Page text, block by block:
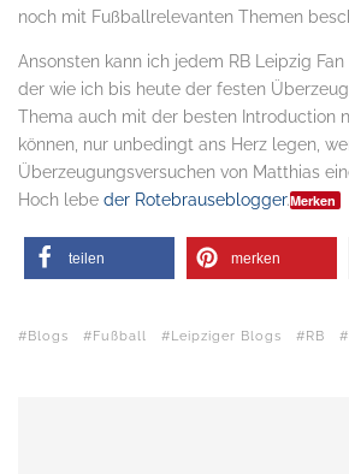
noch mit Fußballrelevanten Themen
Ansonsten kann ich jedem RB Leipzig
der wie ich bis heute der festen
Thema auch mit der besten Introduction
können, nur unbedingt ans Herz legen,
Überzeugungsversuchen von Matthias
Hoch lebe der Rotebrauseblogger.Merken
teilen merken
Blogs Fußball Leipziger Blogs RB